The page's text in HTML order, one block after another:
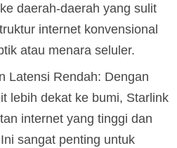
daerah-daerah yang sulit
internet konvensional
atau menara seluler.
Latensi Rendah: Dengan
lebih dekat ke bumi, Starlink
internet yang tinggi dan
sangat penting untuk